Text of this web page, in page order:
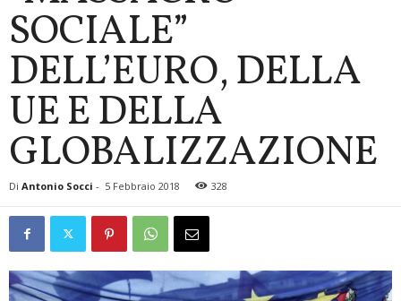
SOCIALE”
DELL’EURO, DELLA
UE E DELLA
GLOBALIZZAZIONE
Di Antonio Socci - 5 Febbraio 2018 328